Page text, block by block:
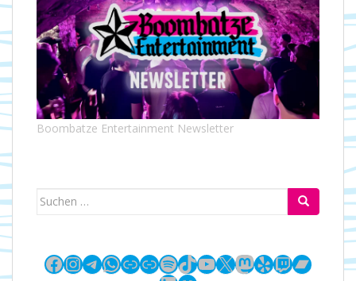
Boombatze Entertainment Newsletter
Suchen
Facebook
Instagram
Telegram
WhatsApp
LinkLinkSpotify
TikTok
YouTube
X Mastodon
YelpTwitch